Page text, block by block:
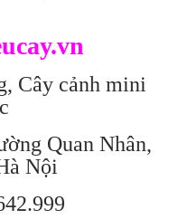
Cây cảnh mini
Quan Nhân,
Nội